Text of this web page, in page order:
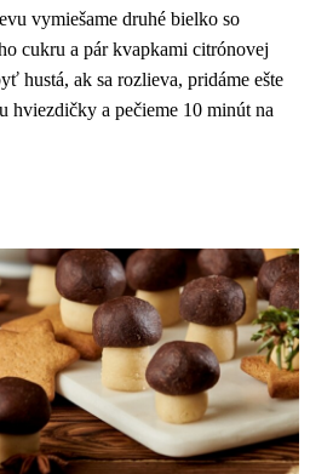
vymiešame druhé bielko so
cukru a pár kvapkami citrónovej
hustá, ak sa rozlieva, pridáme ešte
hviezdičky a pečieme 10 minút na